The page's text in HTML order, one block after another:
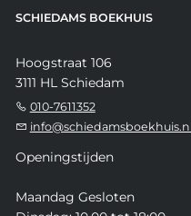
SCHIEDAMS BOEKHUIS
Hoogstraat 106
3111 HL Schiedam
010-7611352
info@schiedamsboekhuis.nl
Openingstijden
Maandag Gesloten